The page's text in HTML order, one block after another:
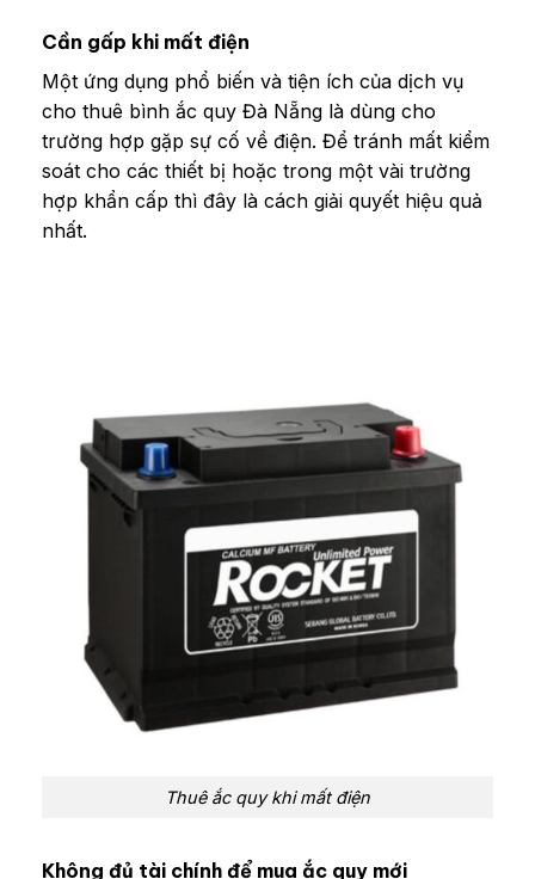
Cần gấp khi mất điện
Một ứng dụng phổ biến và tiện ích của dịch vụ
cho thuê bình ắc quy Đà Nẵng là dùng cho
trường hợp gặp sự cố về điện. Để tránh mất kiểm
soát cho các thiết bị hoặc trong một vài trường
hợp khẩn cấp thì đây là cách giải quyết hiệu quả
nhất.
Thuê ắc quy khi mất điện
Không đủ tài chính để mua ắc quy mới